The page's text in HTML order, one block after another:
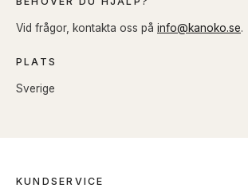
Vid frågor, kontakta oss på info@kanoko.se.
PLATS
Sverige
KUNDSERVICE